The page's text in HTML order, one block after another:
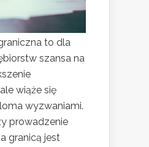
to dla
szansa na
wiąże się
wyzwaniami.
prowadzenie
granicą jest